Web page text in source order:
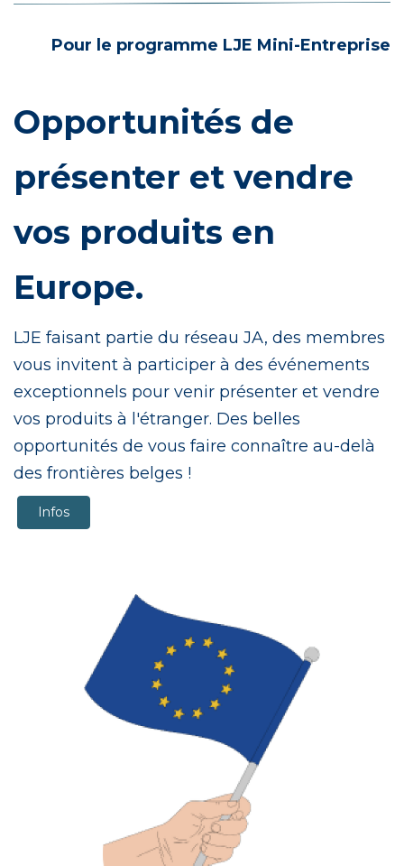
Pour le programme LJE Mini-Entreprise
Opportunités de
présenter et vendre
vos produits en
Europe.
LJE faisant partie du réseau JA, des membres
vous invitent à participer à des événements
exceptionnels pour venir présenter et vendre
vos produits à l'étranger. Des belles
opportunités de vous faire connaître au-delà
des frontières belges !
Infos